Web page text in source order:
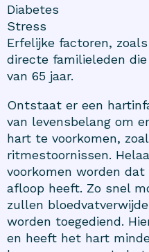
Diabetes
Stress
Erfelijke factoren,
directe familieleden
van 65 jaar.
Ontstaat er een
van levensbelang om
hart te voorkomen,
ritmestoornissen.
voorkomen worden
afloop heeft. Zo snel
zullen
worden toegediend.
en heeft het hart